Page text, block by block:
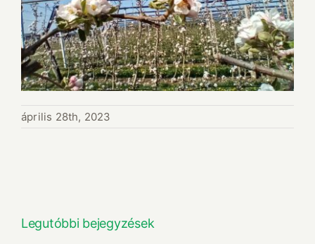
április 28th, 2023
Legutóbbi bejegyzések